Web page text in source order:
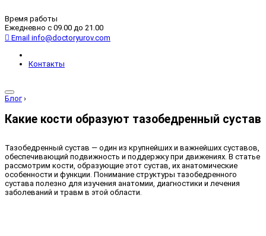
Время работы
Ежедневно с 09.00 до 21.00
Email info@doctoryurov.com
Контакты
Блог ›
Какие кости образуют тазобедренный сустав
Тазобедренный сустав — один из крупнейших и важнейших суставов,
обеспечивающий подвижность и поддержку при движениях. В статье
рассмотрим кости, образующие этот сустав, их анатомические
особенности и функции. Понимание структуры тазобедренного
сустава полезно для изучения анатомии, диагностики и лечения
заболеваний и травм в этой области.